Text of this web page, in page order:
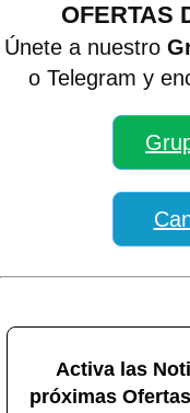
OFERTAS
Únete a nuestro
o Telegram y
Activa las
próximas